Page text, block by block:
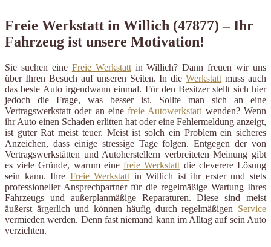
Freie Werkstatt in Willich (47877) – Ihr
Fahrzeug ist unsere Motivation!
Sie suchen eine Freie Werkstattin Willich? Dann freuen wir uns
über Ihren Besuch auf unseren Seiten. In dieWerkstatt muss auch
das beste Auto irgendwann einmal. Für den Besitzer stellt sich hier
jedoch die Frage, was besser ist. Sollte man sich an eine
Vertragswerkstatt oder an einefreie Autowerkstatt wenden? Wenn
ihr Auto einen Schaden erlitten hat oder eine Fehlermeldung anzeigt,
ist guter Rat meist teuer. Meist ist solch ein Problem ein sicheres
Anzeichen, dass einige stressige Tage folgen. Entgegen der von
Vertragswerkstätten und Autoherstellern verbreiteten Meinung gibt
es viele Gründe, warum einefreie Werkstatt die cleverere Lösung
sein kann. Ihre Freie Werkstatt in Willich ist ihr erster und stets
professioneller Ansprechpartner für die regelmäßige Wartung Ihres
Fahrzeugs und außerplanmäßige Reparaturen. Diese sind meist
äußerst ärgerlich und können häufig durch regelmäßigen Service
vermieden werden. Denn fast niemand kann im Alltag auf sein Auto
verzichten.